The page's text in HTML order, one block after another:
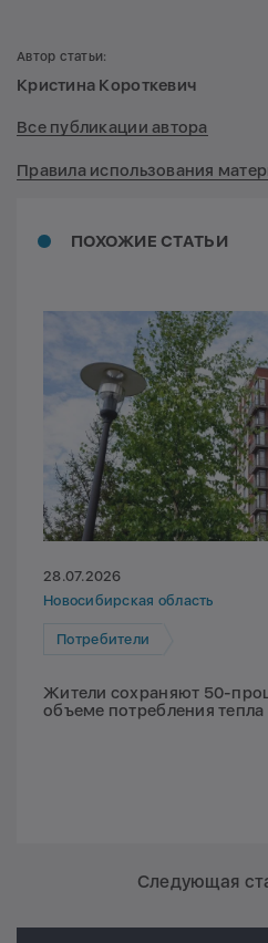
ПОХОЖИЕ СТАТЬИ
28.07.2026
Новосибирская область
Потребители
Жители сохраняют 50-
объеме потребления
Следующая
Автор статьи:
Кристина Короткевич
Все публикации автора
Правила использования